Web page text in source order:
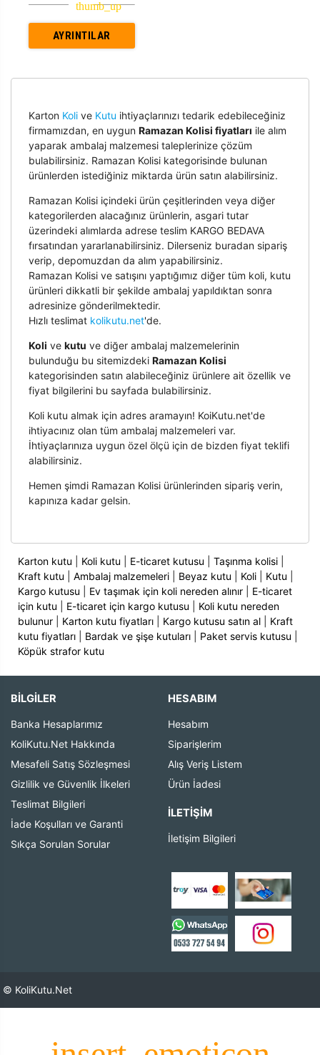
AYRINTILAR
Karton Kolive Kutu ihtiyaçlarınızı tedarik edebileceğiniz
firmamızdan, en uygun Ramazan Kolisi fiyatları ile alım
yaparak ambalaj malzemesi taleplerinize çözüm
bulabilirsiniz. Ramazan Kolisi kategorisinde bulunan
ürünlerden istediğiniz miktarda ürün satın alabilirsiniz.
Ramazan Kolisi içindeki ürün çeşitlerinden veya diğer
kategorilerden alacağınız ürünlerin, asgari tutar
üzerindeki alımlarda adrese teslim KARGO BEDAVA
fırsatından yararlanabilirsiniz. Dilerseniz buradan sipariş
verip, depomuzdan da alım yapabilirsiniz.
Ramazan Kolisi ve satışını yaptığımız diğer tüm koli, kutu
ürünleri dikkatli bir şekilde ambalaj yapıldıktan sonra
adresinize gönderilmektedir.
Hızlı teslimat kolikutu.net'de.
Koli ve kutu ve diğer ambalaj malzemelerinin
bulunduğu bu sitemizdeki Ramazan Kolisi
kategorisinden satın alabileceğiniz ürünlere ait özellik ve
fiyat bilgilerini bu sayfada bulabilirsiniz.
Koli kutu almak için adres aramayın! KoiKutu.net'de
ihtiyacınız olan tüm ambalaj malzemeleri var.
İhtiyaçlarınıza uygun özel ölçü için de bizden fiyat teklifi
alabilirsiniz.
Hemen şimdi Ramazan Kolisi ürünlerinden sipariş verin,
kapınıza kadar gelsin.
Karton kutu Koli kutu E-ticaret kutusu Taşınma kolisi|
Kraft kutu
Ambalaj malzemeleri| Beyaz kutu Koli| Kutu
Kargo kutusu
Ev taşımak için koli nereden alınır| E-ticaret
için kutu
E-ticaret için kargo kutusu
Koli kutu nereden
bulunur| Karton kutu fiyatları| Kargo kutusu satın al| Kraft
kutu fiyatları| Bardak ve şişe kutuları| Paket servis kutusu
Köpük strafor kutu
BİLGİLER
Banka Hesaplarımız
KoliKutu.Net Hakkında
Mesafeli Satış Sözleşmesi
Gizlilik ve Güvenlik İlkeleri
Teslimat Bilgileri
İade Koşulları ve Garanti
Sıkça Sorulan Sorular
HESABIM
Hesabım
Siparişlerim
Alış Veriş Listem
Ürün İadesi
İLETIŞIM
İletişim Bilgileri
© KoliKutu.Net